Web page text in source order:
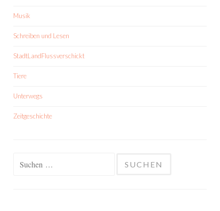
Musik
Schreiben und Lesen
StadtLandFlussverschickt
Tiere
Unterwegs
Zeitgeschichte